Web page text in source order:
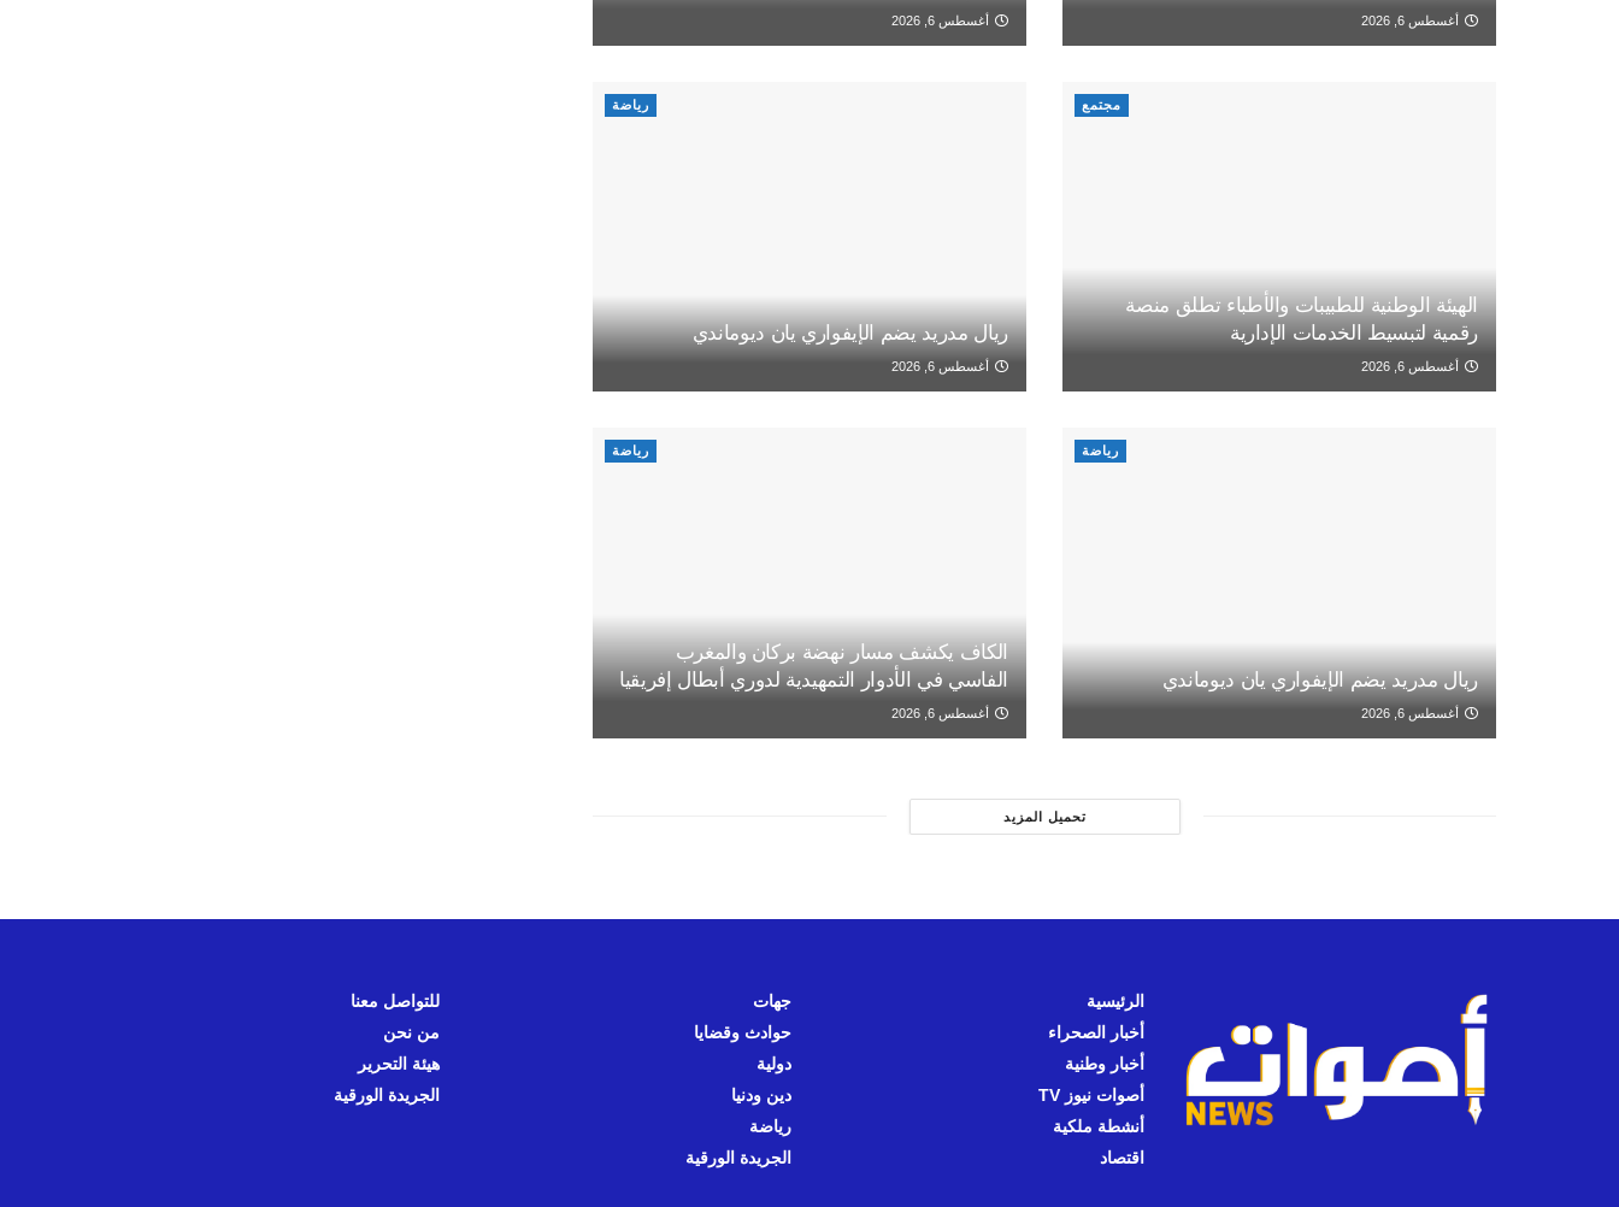
أغسطس 6, 2026 أغسطس 6, 2026
مجتمع
الهيئة الوطنية للطبيبات والأطباء تطلق منصة
رقمية لتبسيط الخدمات الإدارية
أغسطس 6, 2026
رياضة
ريال مدريد يضم الإيفواري يان ديوماندي
أغسطس 6, 2026
رياضة
ريال مدريد يضم الإيفواري يان ديوماندي
أغسطس 6, 2026
رياضة
الكاف يكشف مسار نهضة بركان والمغرب
الفاسي في الأدوار التمهيدية لدوري أبطال إفريقيا
أغسطس 6, 2026
تحميل المزيد
الرئيسية
أخبار الصحراء
أخبار وطنية
أصوات نيوز TV
أنشطة ملكية
اقتصاد
جهات
حوادث وقضايا
دولية
دين ودنيا
رياضة
الجريدة الورقية
للتواصل معنا
من نحن
هيئة التحرير
الجريدة الورقية